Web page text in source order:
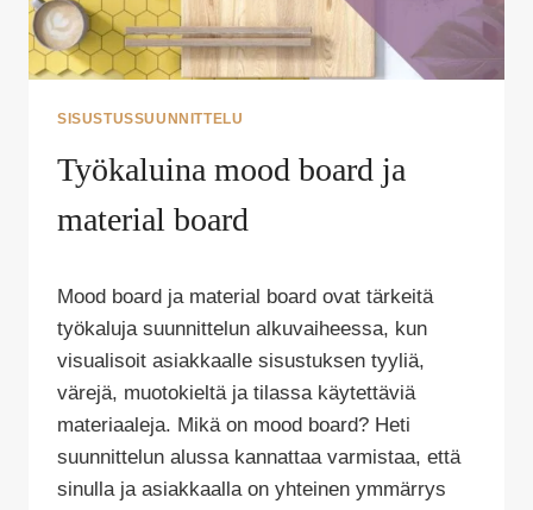
SISUSTUSSUUNNITTELU
Työkaluina mood board ja
material board
Puoliksi
Tehty
Mood board ja material board ovat tärkeitä
työkaluja suunnittelun alkuvaiheessa, kun
visualisoit asiakkaalle sisustuksen tyyliä,
värejä, muotokieltä ja tilassa käytettäviä
materiaaleja. Mikä on mood board? Heti
suunnittelun alussa kannattaa varmistaa, että
sinulla ja asiakkaalla on yhteinen ymmärrys